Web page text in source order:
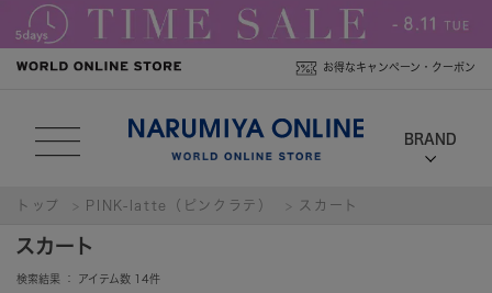
お得なキャンペーン・クーポン
トップ PINK-latte（ピンクラテ） スカート
スカート
検索結果 ： アイテム数 14件